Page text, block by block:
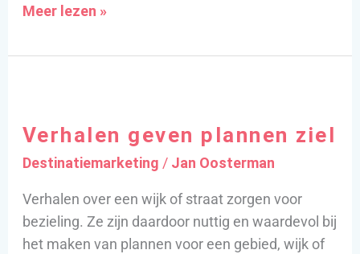
Meer lezen »
Verhalen geven plannen ziel
Destinatiemarketing / Jan Oosterman
Verhalen over een wijk of straat zorgen voor
bezieling. Ze zijn daardoor nuttig en waardevol bij
het maken van plannen voor een gebied, wijk of
plannen
ziel